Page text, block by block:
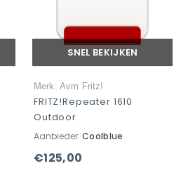
SNEL BEKIJKEN
Merk: Avm Fritz!
FRITZ!Repeater 1610
Outdoor
Aanbieder: Coolblue
€125,00